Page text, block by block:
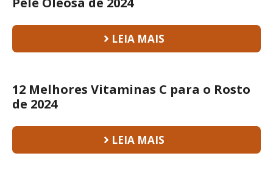
LEIA MAIS
12 Melhores Vitaminas C para o Rosto
de 2024
LEIA MAIS